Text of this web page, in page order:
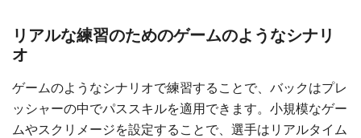
リアルな練習のためのゲームのようなシナリ
オ
ゲームのようなシナリオで練習することで、バックはプレ
ッシャーの中でパススキルを適用できます。小規模なゲー
ムやスクリメージを設定することで、選手はリアルタイム